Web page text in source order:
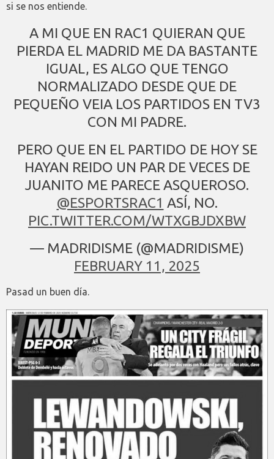
si se nos entiende.
A MI QUE EN RAC1 QUIERAN QUE
PIERDA EL MADRID ME DA BASTANTE
IGUAL, ES ALGO QUE TENGO
NORMALIZADO DESDE QUE DE
PEQUEÑO VEIA LOS PARTIDOS EN TV3
CON MI PADRE.
PERO QUE EN EL PARTIDO DE HOY SE
HAYAN REIDO UN PAR DE VECES DE
JUANITO ME PARECE ASQUEROSO.
@ESPORTSRAC1 ASÍ, NO.
PIC.TWITTER.COM/WTXGBJDXBW
— MADRIDISME (@MADRIDISME)
FEBRUARY 11, 2025
Pasad un buen día.